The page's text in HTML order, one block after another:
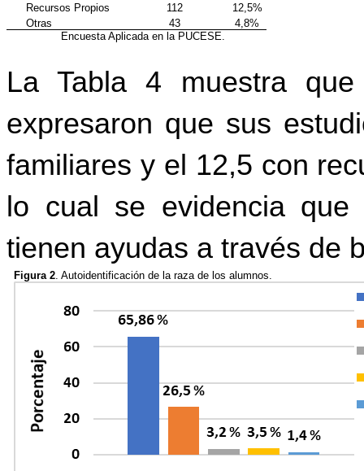
Recursos Propios
112
12,5%
Otras
43
4,8%
Encuesta Aplicada en la PUCESE.
La Tabla 4 muestra
expresaron que sus
familiares y el 12,5 con
lo cual se evidencia
tienen ayudas a través de
Figura 2. Autoidentificación de la raza de los alumnos.